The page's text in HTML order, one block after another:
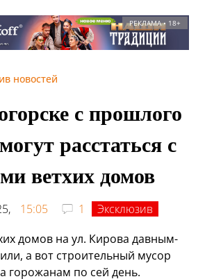
РЕКЛАМА • 18+
новостей
с прошлого
расстаться с
ветхих домов
15:05 1
Эксклюзив
домов на ул. Кирова давным-
а вот строительный мусор
горожанам по сей день.